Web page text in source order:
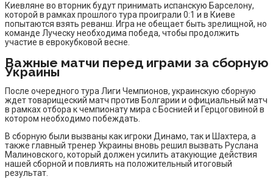
Киевляне во вторник будут принимать испанскую Барселону,
которой в рамках прошлого тура проиграли 0:1 и в Киеве
попытаются взять реванш. Игра не обещает быть зрелищной, но
команде Луческу необходима победа, чтобы продолжить
участие в еврокубковой весне.
Важные матчи перед играми за сборную
Украины
После очередного тура Лиги Чемпионов, украинскую сборную
ждет товарищеский матч против Болгарии и официальный матч
в рамках отбора к чемпионату мира с Боснией и Герцоговиной в
котором необходимо побеждать.
В сборную были вызваны как игроки Динамо, так и Шахтера, а
также главный тренер Украины вновь решил вызвать Руслана
Малиновского, который должен усилить атакующие действия
нашей сборной и повлиять на положительный итоговый
результат.